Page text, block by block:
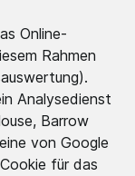
Online-
Rahmen
Analysedienst
Barrow
von Google
für das